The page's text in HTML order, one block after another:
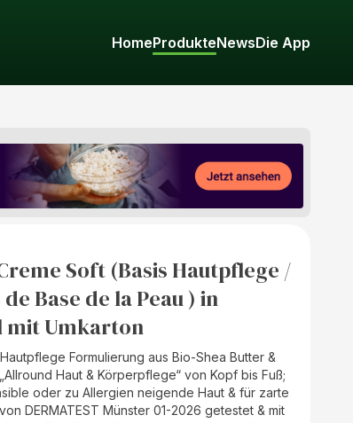
HomeProdukteNewsDie App
Soft (Basis Hautpflege /
Base de la Peau ) in
mit Umkarton
Formulierung aus Bio-Shea Butter &
Haut & Körperpflege“ von Kopf bis Fuß;
oder zu Allergien neigende Haut & für zarte
DERMATEST Münster 01-2026 getestet & mit